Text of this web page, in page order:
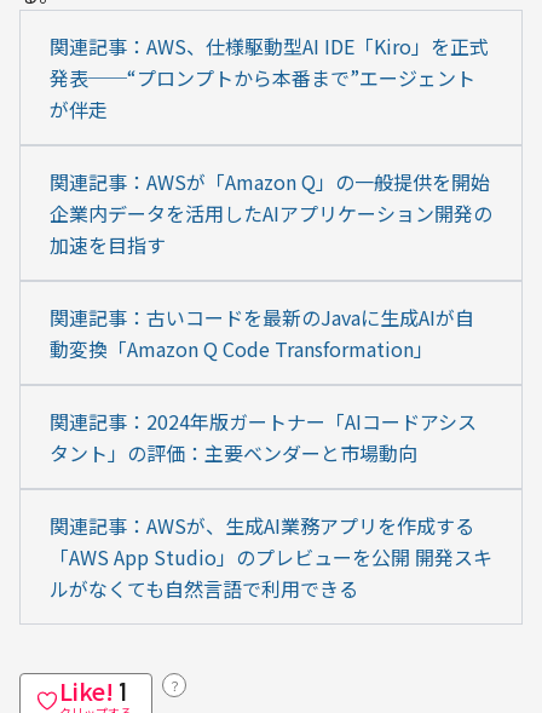
関連記事：AWS、仕様駆動型AI IDE「Kiro」を正式
発表──“プロンプトから本番まで”エージェント
が伴走
関連記事：AWSが「Amazon Q」の一般提供を開始
企業内データを活用したAIアプリケーション開発の
加速を目指す
関連記事：古いコードを最新のJavaに生成AIが自
動変換「Amazon Q Code Transformation」
関連記事：2024年版ガートナー「AIコードアシス
タント」の評価：主要ベンダーと市場動向
関連記事：AWSが、生成AI業務アプリを作成する
「AWS App Studio」のプレビューを公開 開発スキ
ルがなくても自然言語で利用できる
Like! 1 ？